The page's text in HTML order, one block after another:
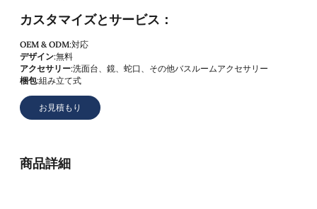
カスタマイズとサービス：
OEM & ODM:対応
デザイン:無料
アクセサリー:洗面台、鏡、蛇口、その他バスルームアクセサリー
梱包:組み立て式
お見積もり
商品詳細